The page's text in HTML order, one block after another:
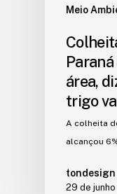
Meio
área,
trigo
A colheita
alcançou
tondesign
29 de